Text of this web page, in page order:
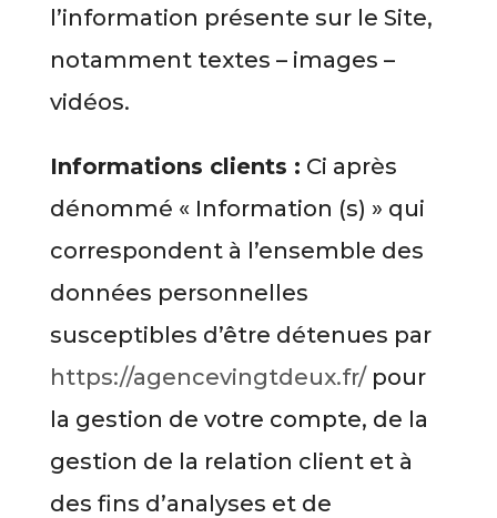
l’information présente sur le Site,
notamment textes – images –
vidéos.
Informations clients : Ci après
dénommé « Information (s) » qui
correspondent à l’ensemble des
données personnelles
susceptibles d’être détenues par
https://agencevingtdeux.fr/pour
la gestion de votre compte, de la
gestion de la relation client et à
des fins d’analyses et de